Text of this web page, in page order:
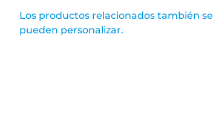
Los productos relacionados también se
pueden personalizar.